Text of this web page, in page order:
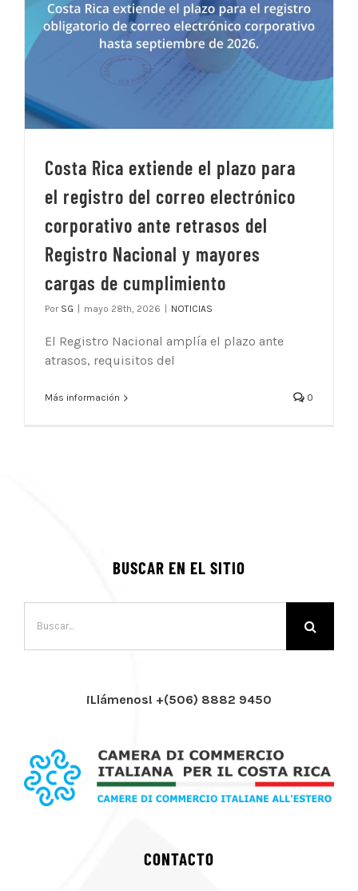
Costa Rica extiende el plazo para
el registro del correo electrónico
corporativo ante retrasos del
Registro Nacional y mayores
cargas de cumplimiento
Por SG mayo 28th, 2026 NOTICIAS
El Registro Nacional amplía el plazo ante
atrasos, requisitos del
Más información 0
BUSCAR EN EL SITIO
¡Llámenos! +(506) 8882 9450
CONTACTO